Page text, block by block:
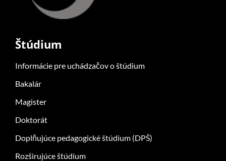
Štúdium
Informácie pre uchádzačov o štúdium
Bakalár
Magister
Doktorát
Doplňujúce pedagogické štúdium (DPŠ)
Rozširujúce štúdium